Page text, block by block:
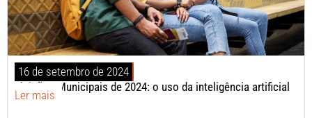
16 de setembro de 2024
Eleições Municipais de 2024: o uso da inteligência artificial
Ler mais